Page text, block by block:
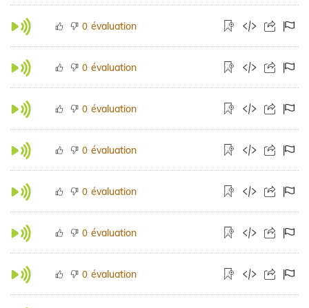
0 évaluation
0 évaluation
0 évaluation
0 évaluation
0 évaluation
0 évaluation
0 évaluation